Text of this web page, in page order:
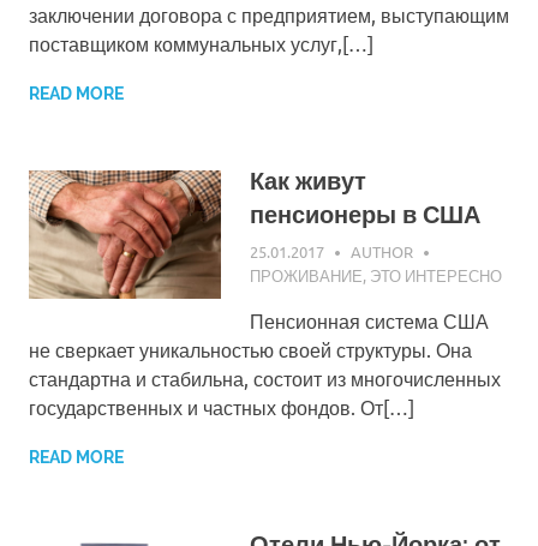
заключении договора с предприятием, выступающим
поставщиком коммунальных услуг,[…]
READ MORE
Как живут
пенсионеры в США
25.01.2017
AUTHOR
ПРОЖИВАНИЕ, ЭТО ИНТЕРЕСНО
Пенсионная система США
не сверкает уникальностью своей структуры. Она
стандартна и стабильна, состоит из многочисленных
государственных и частных фондов. От[…]
READ MORE